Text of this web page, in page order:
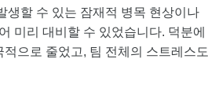
생할 수 있는 잠재적 병목 현상이나
미리 대비할 수 있었습니다. 덕분에
으로 줄었고, 팀 전체의 스트레스